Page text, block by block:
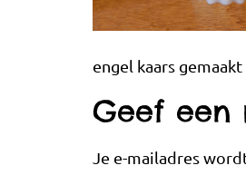
engel kaars
Geef een
Je e-mailadres